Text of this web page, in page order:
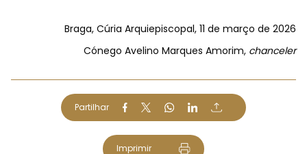
Braga, Cúria Arquiepiscopal, 11 de março de 2026
Cónego Avelino Marques Amorim, chanceler
Partilhar
Imprimir